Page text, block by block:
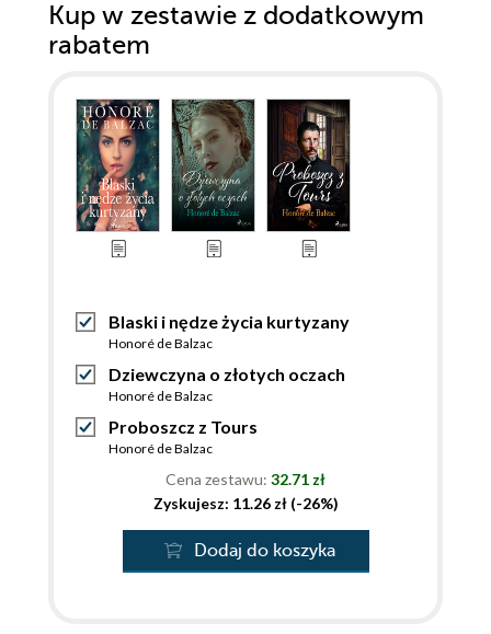
Kup w zestawie z dodatkowym
rabatem
Blaski i nędze życia kurtyzany
Honoré de Balzac
Dziewczyna o złotych oczach
Honoré de Balzac
Proboszcz z Tours
Honoré de Balzac
Cena zestawu: 32.71 zł
Zyskujesz: 11.26 zł (-26%)
Dodaj do koszyka